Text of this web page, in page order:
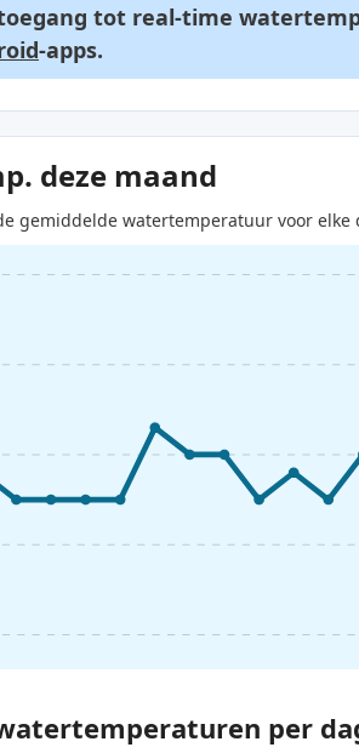
tot real-time
-apps.
deze maand
gemiddelde watertemperatuur voor
per